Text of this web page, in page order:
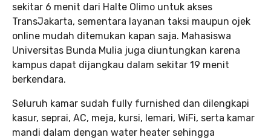
sekitar 6 menit dari Halte Olimo untuk akses
TransJakarta, sementara layanan taksi maupun ojek
online mudah ditemukan kapan saja. Mahasiswa
Universitas Bunda Mulia juga diuntungkan karena
kampus dapat dijangkau dalam sekitar 19 menit
berkendara.
Seluruh kamar sudah fully furnished dan dilengkapi
kasur, seprai, AC, meja, kursi, lemari, WiFi, serta kamar
mandi dalam dengan water heater sehingga